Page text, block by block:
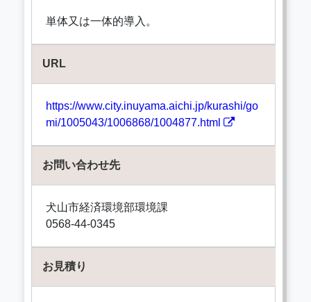
単体又は一体的導入。
URL
https://www.city.inuyama.aichi.jp/kurashi/go
mi/1005043/1006868/1004877.html
お問い合わせ先
犬山市経済環境部環境課
0568-44-0345
お見積り